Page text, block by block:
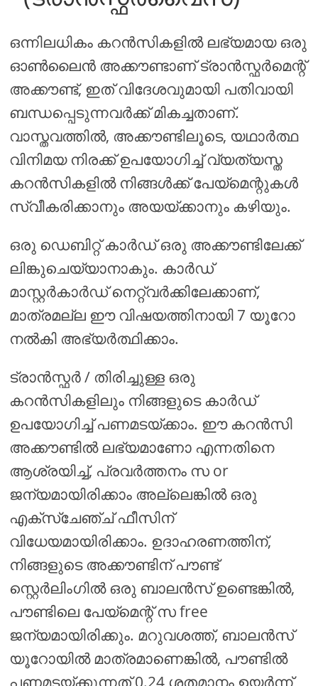
ഒന്നിലധികം കറൻസികളിൽ ലഭ്യമായ ഒരു
ഓൺലൈൻ അക്കൗണ്ടാണ് ട്രാൻസ്ഫർമെന്റ്
അക്കൗണ്ട്, ഇത് വിദേശവുമായി പതിവായി
ബന്ധപ്പെടുന്നവർക്ക് മികച്ചതാണ്.
വാസ്തവത്തിൽ, അക്കൗണ്ടിലൂടെ, യഥാർത്ഥ
വിനിമയ നിരക്ക് ഉപയോഗിച്ച് വ്യത്യസ്ത
കറൻസികളിൽ നിങ്ങൾക്ക് പേയ്മെന്റുകൾ
സ്വീകരിക്കാനും അയയ്ക്കാനും കഴിയും.
ഒരു ഡെബിറ്റ് കാർഡ് ഒരു അക്കൗണ്ടിലേക്ക്
ലിങ്കുചെയ്യാനാകും. കാർഡ്
മാസ്റ്റർകാർഡ് നെറ്റ്വർക്കിലേക്കാണ്,
മാത്രമല്ല ഈ വിഷയത്തിനായി 7 യൂറോ
നൽകി അഭ്യർത്ഥിക്കാം.
ട്രാൻസ്ഫർ / തിരിച്ചുള്ള ഒരു
കറൻസികളിലും നിങ്ങളുടെ കാർഡ്
ഉപയോഗിച്ച് പണമടയ്ക്കാം. ഈ കറൻസി
അക്കൗണ്ടിൽ ലഭ്യമാണോ എന്നതിനെ
ആശ്രയിച്ച്, പ്രവർത്തനം സ or
ജന്യമായിരിക്കാം അല്ലെങ്കിൽ ഒരു
എക്സ്ചേഞ്ച് ഫീസിന്
വിധേയമായിരിക്കാം. ഉദാഹരണത്തിന്,
നിങ്ങളുടെ അക്കൗണ്ടിന് പൗണ്ട്
സ്റ്റെർലിംഗിൽ ഒരു ബാലൻസ് ഉണ്ടെങ്കിൽ,
പൗണ്ടിലെ പേയ്മെന്റ് സ free
ജന്യമായിരിക്കും. മറുവശത്ത്, ബാലൻസ്
യൂറോയിൽ മാത്രമാണെങ്കിൽ, പൗണ്ടിൽ
പണമടയ്ക്കുന്നത് 0.24 ശതമാനം ഉയർന്ന്